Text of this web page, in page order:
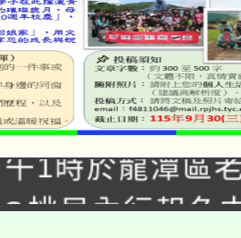
」8/29、30在
場!
1時於龍潭區
。
桃局內行報名